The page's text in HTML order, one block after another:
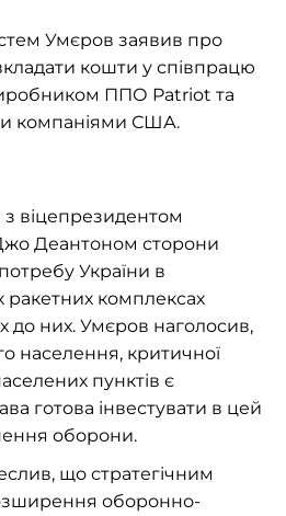
Умєров заявив про
кошти у співпрацю
ППО Patriot та
компаніями США.
з віцепрезидентом
Деантоном сторони
України в
ракетних комплексах
до них. Умєров наголосив,
населення, критичної
пунктів є
готова інвестувати в цей
оборони.
що стратегічним
оборонно-